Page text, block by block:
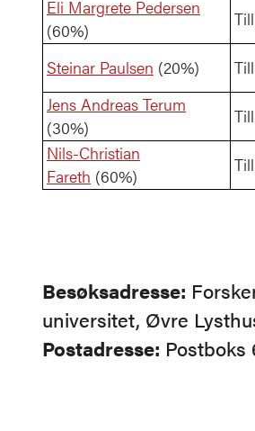
Eli Margrete Pedersen
(60%)
Steinar Paulsen (20%)
Jens Andreas Terum
(30%)
Nils-Christian
Fareth (60%)
Besøksadresse:
universitet, Øvre
Postadresse: Postboks